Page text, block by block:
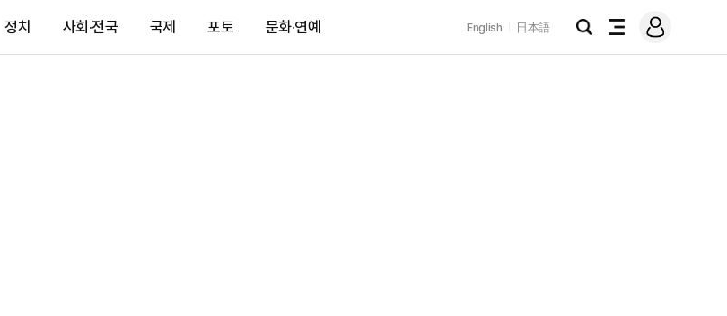
정치 사회·전국 국제 포토 문화·연예 English 日本語
검
전
메
그